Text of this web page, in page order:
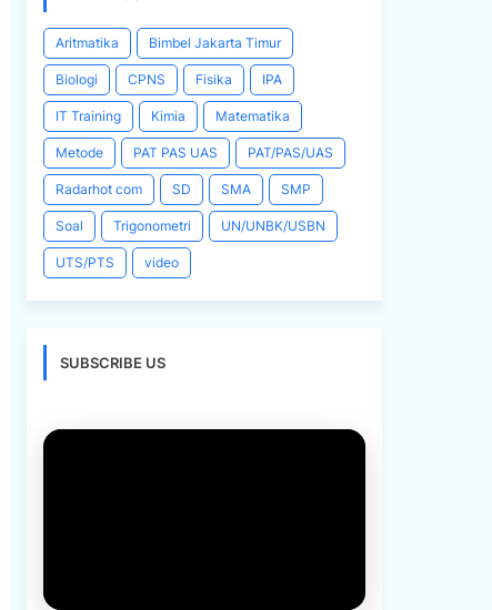
Aritmatika Bimbel Jakarta Timur
Biologi CPNS Fisika IPA
IT Training Kimia Matematika
Metode PAT PAS UAS PAT/PAS/UAS
Radarhot com SD SMA SMP
Soal Trigonometri UN/UNBK/USBN
UTS/PTS video
SUBSCRIBE US